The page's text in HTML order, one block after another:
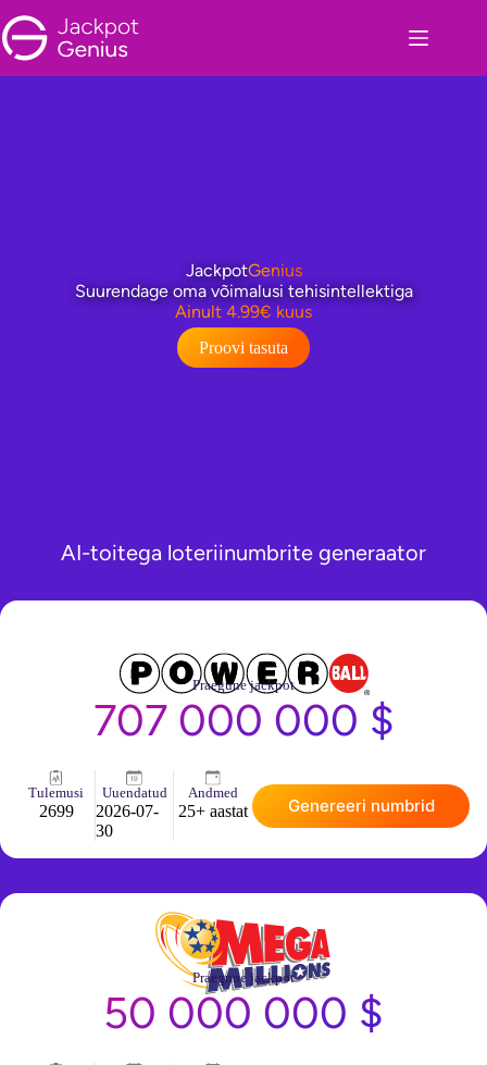
to
content
JackpotGenius
Suurendage oma võimalusi tehisintellektiga
Ainult 4.99€ kuus
Proovi tasuta
AI-toitega loteriinumbrite generaator
Praegune jackpot
707 000 000 $
Tulemusi
2699
Uuendatud
2026-07-
30
Andmed
25+ aastat Genereeri numbrid
Praegune jackpot
50 000 000 $